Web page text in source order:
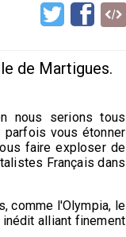
de Martigues.
nous serions tous
vous étonner
faire exploser de
Français dans
comme l'Olympia, le
alliant finement